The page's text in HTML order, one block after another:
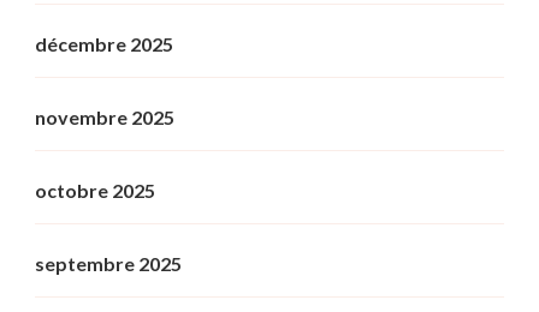
décembre 2025
novembre 2025
octobre 2025
septembre 2025